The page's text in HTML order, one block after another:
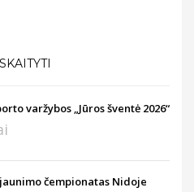
varžybos „Jūros šventė 2026“
jaunimo čempionatas Nidoje